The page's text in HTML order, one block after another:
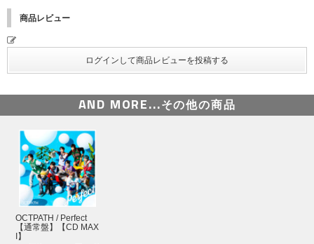
商品レビュー
AND MORE...その他の商品
OCTPATH / Perfect
【通常盤】【CD MAX
I】